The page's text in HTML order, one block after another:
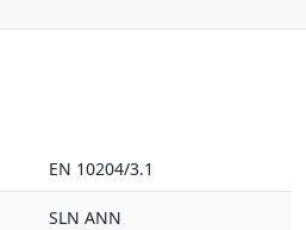
EN 10204/3.1
SLN ANN